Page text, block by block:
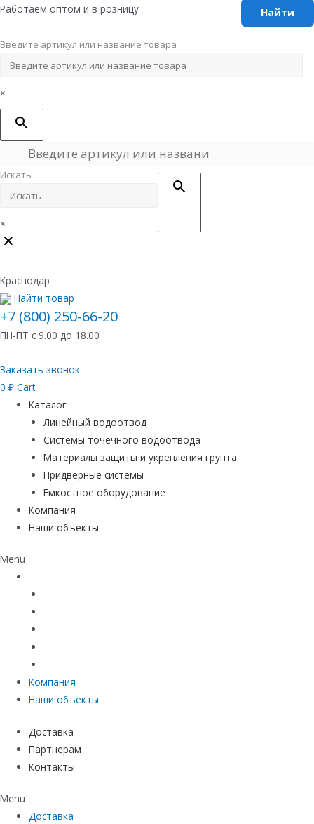
Перейти
содержимому
Работаем оптом и в розницу
Введите артикул или название товара
×
Искать
×
Краснодар
Найти товар
+7 (800) 250-66-20
ПН-ПТ с 9.00 до 18.00
Заказать звонок
0 ₽ Cart
Каталог
Линейный водоотвод
Системы точечного водоотвода
Материалы защиты и укрепления грунта
Придверные системы
Емкостное оборудование
Компания
Наши объекты
Menu
Компания
Наши объекты
Доставка
Партнерам
Контакты
Menu
Доставка